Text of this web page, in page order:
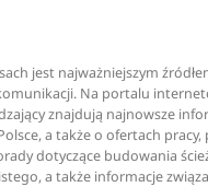
jest najważniejszym
Na portalu
znajdują najnowsze
a także o ofertach pracy,
dotyczące budowania
a także informacje